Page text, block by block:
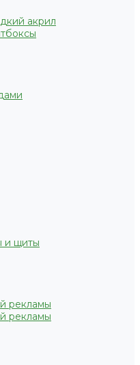
акрил
и щиты
рекламы
рекламы